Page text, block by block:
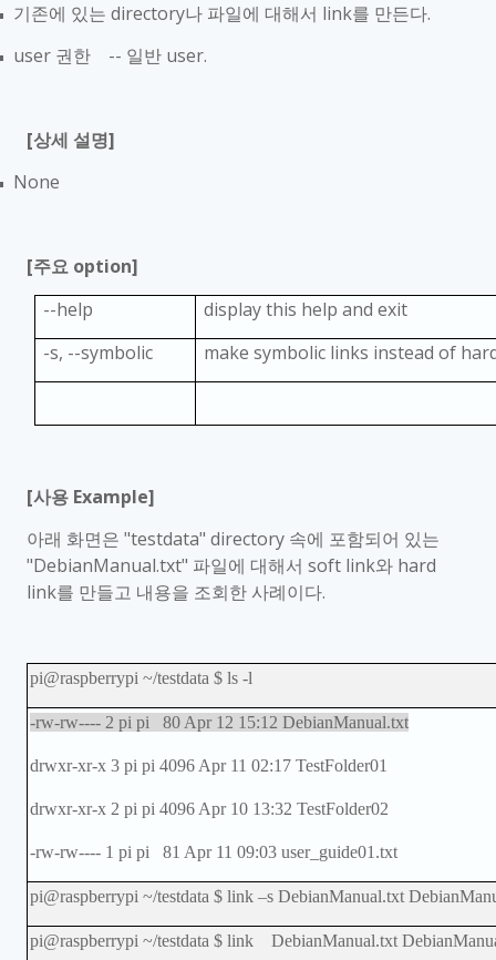
기존에 있는directory나 파일에 대해서 link를 만든다.
user 권한 -- 일반 user.
[상세 설명]
None
[주요 option]
--help
display this help and exit
-s, --symbolic
make symbolic links instead of
[사용 Example]
아래 화면은 "testdata" directory 속에 포함되어 있는
"DebianManual.txt" 파일에 대해서 soft link와 hard
link를 만들고 내용을 조회한 사례이다.
pi@raspberrypi ~/testdata $ ls -l
-rw-rw---- 2 pi pi 80 Apr 12 15:12 DebianManual.txt
drwxr-xr-x 3 pi pi 4096 Apr 11 02:17 TestFolder01
drwxr-xr-x 2 pi pi 4096 Apr 10 13:32 TestFolder02
-rw-rw---- 1 pi pi 81 Apr 11 09:03 user_guide01.txt
pi@raspberrypi ~/testdata $ link –s DebianManual.txt
pi@raspberrypi ~/testdata $ link DebianManual.txt